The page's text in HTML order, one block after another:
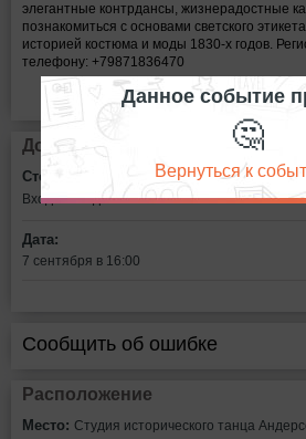
элегантные контрдансы, жизнерадостные
познакомиться с основами светского
историей костюма и моды 1830-х годов.
телефону: +79871836470
Дополнительная информация
Стоимость билетов:
Вход свободный
Дата:
7 сентября в 16:00
Сообщить об ошибке
Расположение
Место: Студия исторического танца
Данное событие
🤔
Вернуться к